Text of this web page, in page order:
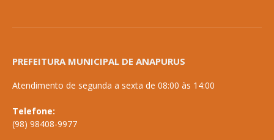
PREFEITURA MUNICIPAL DE ANAPURUS
Atendimento de segunda a sexta de 08:00 às 14:00
Telefone:
(98) 98408-9977